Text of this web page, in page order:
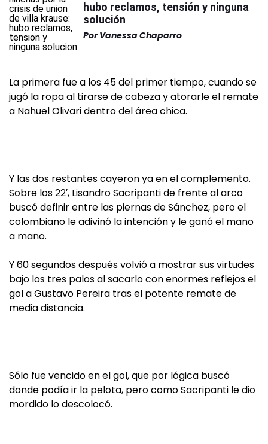
hubo reclamos, tensión y ninguna
solución
Por Vanessa Chaparro
La primera fue a los 45 del primer tiempo, cuando se
jugó la ropa al tirarse de cabeza y atorarle el remate
a Nahuel Olivari dentro del área chica.
Y las dos restantes cayeron ya en el complemento.
Sobre los 22′, Lisandro Sacripanti de frente al arco
buscó definir entre las piernas de Sánchez, pero el
colombiano le adivinó la intención y le ganó el mano
a mano.
Y 60 segundos después volvió a mostrar sus virtudes
bajo los tres palos al sacarlo con enormes reflejos el
gol a Gustavo Pereira tras el potente remate de
media distancia.
Sólo fue vencido en el gol, que por lógica buscó
donde podía ir la pelota, pero como Sacripanti le dio
mordido lo descolocó.